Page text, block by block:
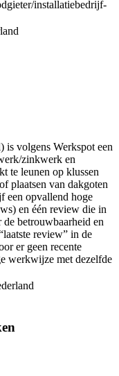
installatiebedrijf-
volgens Werkspot een
zinkwerk en
te leunen op klussen
plaatsen van dakgoten
een opvallend hoge
en één review die in
betrouwbaarheid en
review” in de
er geen recente
werkwijze met dezelfde